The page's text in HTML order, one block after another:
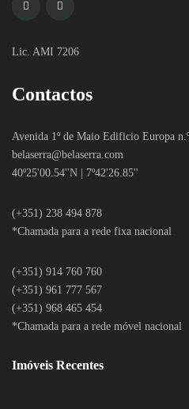
Lic. AMI 7206
Contactos
Avenida 1º de Maio Edificio Europa
belaserra@belaserra.com
40º25'00.54''N | 7º42'26.85''
(+351) 238 494 878
*Chamada para a rede fixa nacional
(+351) 914 760 760
(+351) 961 777 567
(+351) 968 465 454
*Chamada para a rede móvel nacional
Imóveis Recentes